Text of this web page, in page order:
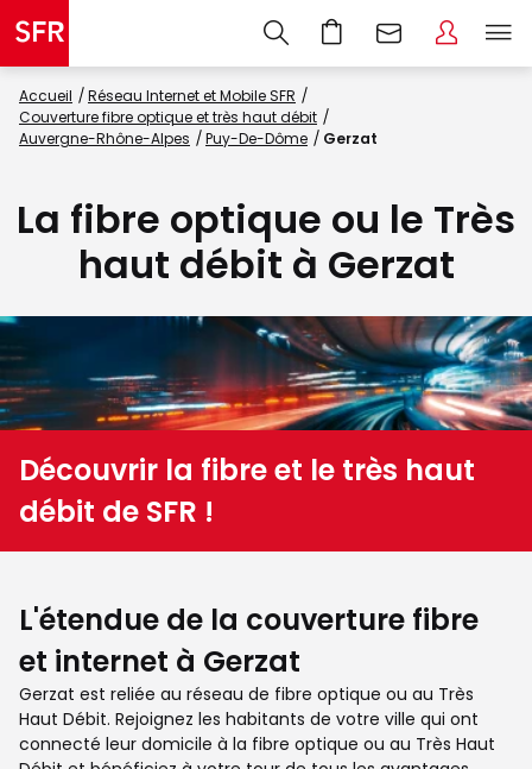
Accueil
Réseau Internet et Mobile SFR
Couverture fibre optique et très haut débit
Auvergne-Rhône-Alpes
Puy-De-Dôme Gerzat
La fibre optique ou le Très
haut débit à Gerzat
Découvrir la fibre et le très haut
débit de SFR !
L'étendue de la couverture fibre
et internet à Gerzat
Gerzat est reliée au réseau de fibre optique ou au Très
Haut Débit. Rejoignez les habitants de votre ville qui ont
connecté leur domicile à la fibre optique ou au Très Haut